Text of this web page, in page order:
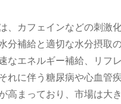
、カフェインなどの刺激
分補給と適切な水分摂取
なエネルギー補給、リフ
れに伴う糖尿病や心血管
高まっており、市場は大